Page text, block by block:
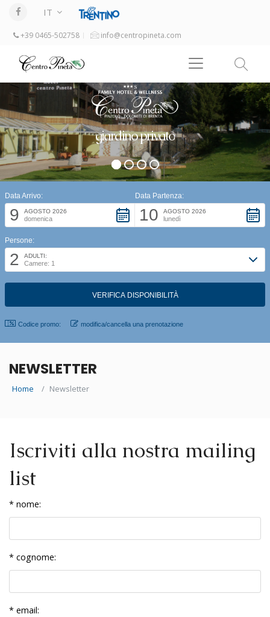
IT
+39 0465-502758 info@centropineta.com
giardino privato
Data Arrivo:
9 AGOSTO 2026
domenica
Data Partenza:
10 AGOSTO 2026
lunedì
Persone:
2 ADULTI:
Camere: 1
Codice promo: modifica/cancella una prenotazione
NEWSLETTER
Home Newsletter
Iscriviti alla nostra mailing
list
* nome:
* cognome:
* email: